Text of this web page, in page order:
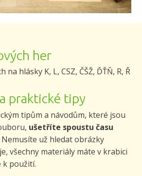
her
na hlásky K, L, CSZ, ČŠŽ, ĎŤŇ, R, Ř
praktické tipy
tipům a návodům, které jsou
ušetříte spoustu času
Nemusíte už hledat obrázky
všechny materiály máte v krabici
k použití.